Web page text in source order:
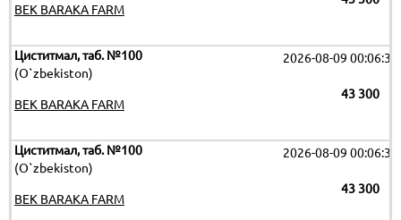
BEK BARAKA FARM
Циститмал, таб. №100
(O`zbekiston)
2026-08-09 00:06:32
43 300
BEK BARAKA FARM
Циститмал, таб. №100
(O`zbekiston)
2026-08-09 00:06:32
43 300
BEK BARAKA FARM